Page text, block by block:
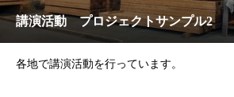
講演活動 プロジェクトサンプル2
各地で講演活動を行っています。